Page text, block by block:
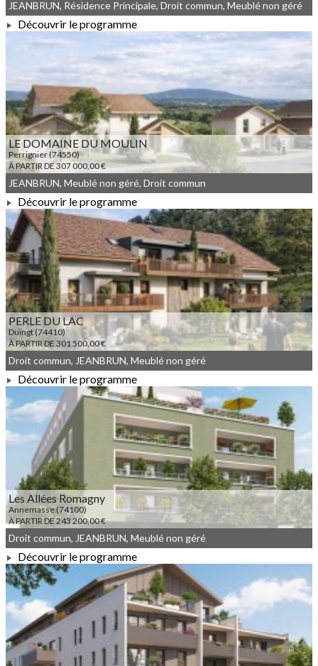
À PARTIR DE 270 000,00 €
JEANBRUN, Résidence Principale, Droit commun, Meublé non géré
Découvrir le programme
LE DOMAINE DU MOULIN
Perrignier (74550)
À PARTIR DE 307 000,00 €
À PARTIR DE 307 000,00 €
JEANBRUN, Meublé non géré, Droit commun
Découvrir le programme
PERLE DU LAC
Duingt (74410)
À PARTIR DE 301 500,00 €
À PARTIR DE 301 500,00 €
Droit commun, JEANBRUN, Meublé non géré
Découvrir le programme
Les Allées Romagny
Annemasse (74100)
À PARTIR DE 243 200,00 €
À PARTIR DE 243 200,00 €
Droit commun, JEANBRUN, Meublé non géré
Découvrir le programme